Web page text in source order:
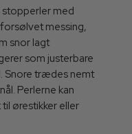
med
messing,
snor lagt
som justerbare
Snore trædes nemt
Perlerne kan
ørestikker eller